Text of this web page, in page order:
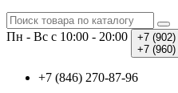
Пн - Вс с 10:00 - 20:00 +7 (902)
+7 (960)
+7 (846) 270-87-96